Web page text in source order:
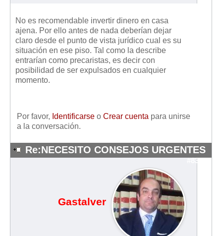
No es recomendable invertir dinero en casa
ajena. Por ello antes de nada deberían dejar
claro desde el punto de vista jurídico cual es su
situación en ese piso. Tal como la describe
entrarían como precaristas, es decir con
posibilidad de ser expulsados en cualquier
momento.
Por favor, Identificarse o Crear cuenta para unirse
a la conversación.
Re:NECESITO CONSEJOS URGENTES
#8380
Gastalver